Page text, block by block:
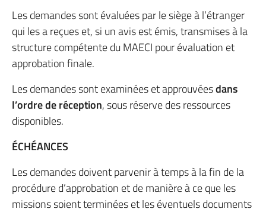
Les demandes sont évaluées par le siège à l’étranger
qui les a reçues et, si un avis est émis, transmises à la
structure compétente du MAECI pour évaluation et
approbation finale.
Les demandes sont examinées et approuvéesdans
l’ordre de réception, sous réserve des ressources
disponibles.
ÉCHÉANCES
Les demandes doivent parvenir à temps à la fin de la
procédure d’approbation et de manière à ce que les
missions soient terminées et les éventuels documents